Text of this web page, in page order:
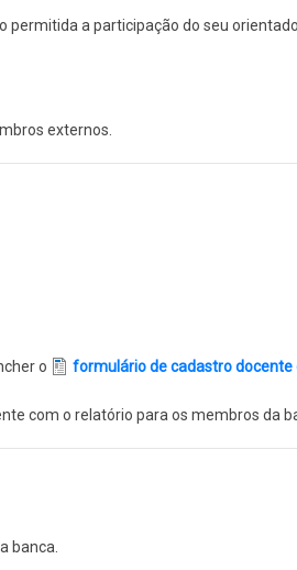
permitida a participação do seu
externos.
o
formulário de cadastro docente
com o relatório para os membros da
banca.